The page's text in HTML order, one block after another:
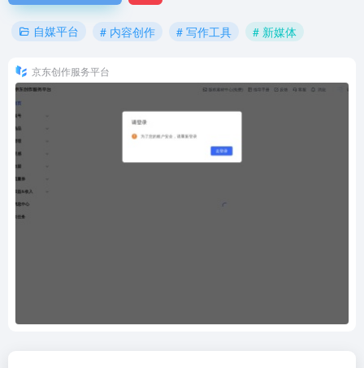
自媒平台 # 内容创作 # 写作工具 # 新媒体
京东创作服务平台